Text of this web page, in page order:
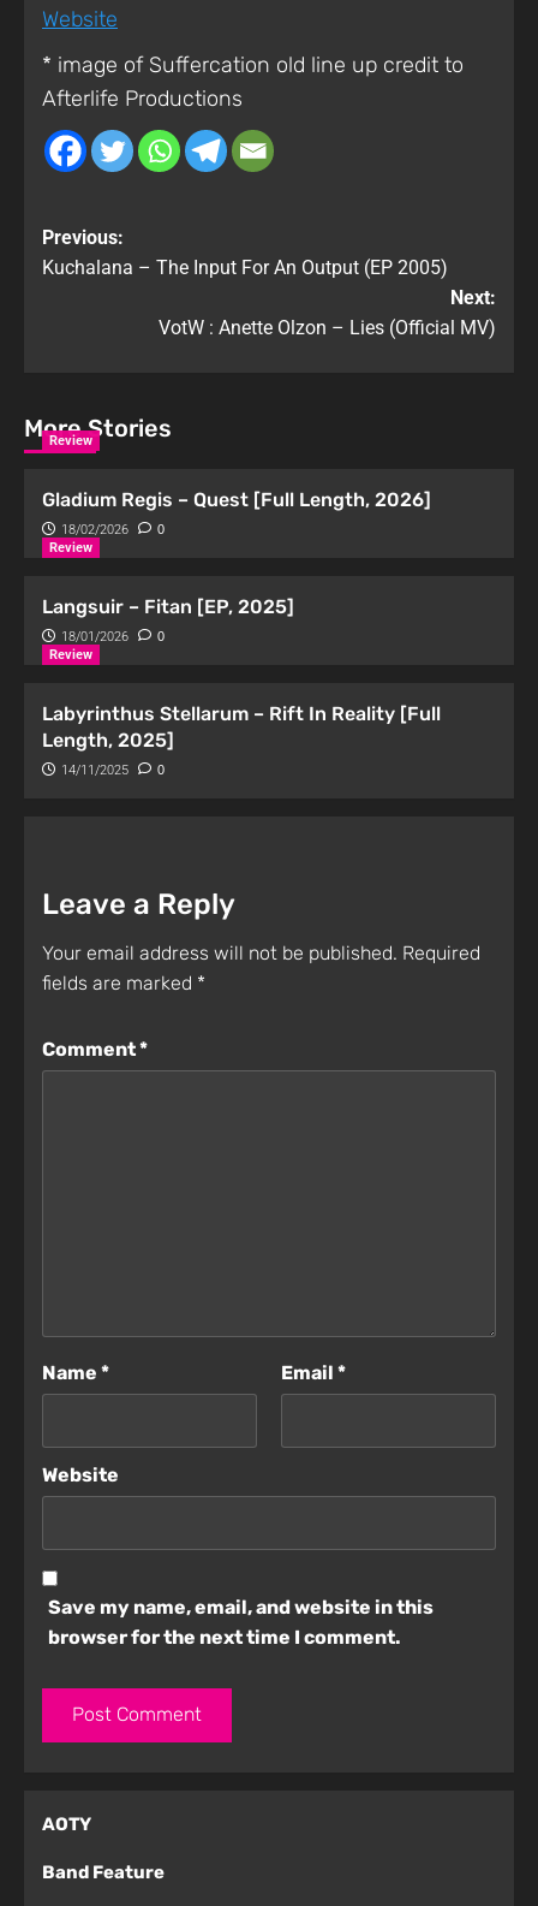
Website
* image of Suffercation old line up credit to
Afterlife Productions
Previous:
Kuchalana – The Input For An Output (EP 2005)
Next:
VotW : Anette Olzon – Lies (Official MV)
More Stories
Review
Gladium Regis – Quest [Full Length, 2026]
18/02/2026 0
Review
Langsuir – Fitan [EP, 2025]
18/01/2026 0
Review
Labyrinthus Stellarum – Rift In Reality [Full
Length, 2025]
14/11/2025 0
Leave a Reply
Your email address will not be published. Required
fields are marked *
Comment*
Name * Email *
Website
Save my name, email, and website in this
browser for the next time I comment.
AOTY
Band Feature